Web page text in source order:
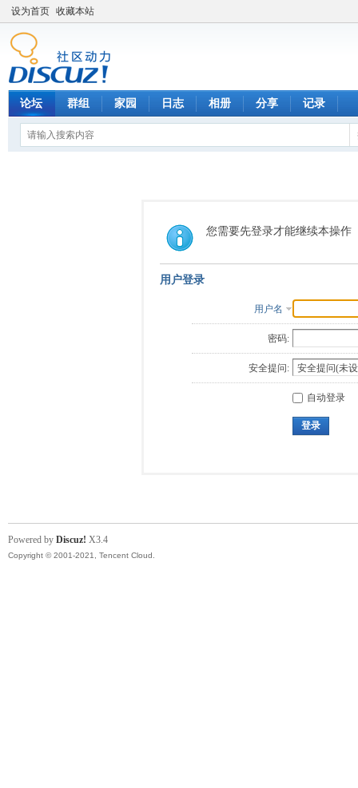
设为首页 收藏本站
论坛 群组 家园 日志 相册 分享 记录
您需要先登录才能继续本操作
用户登录
用户名
密码:
安全提问:
自动登录
登录
Powered by Discuz! X3.4
Copyright © 2001-2021, Tencent Cloud.